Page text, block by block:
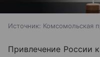
Источник: Комсомольская
Привлечение России